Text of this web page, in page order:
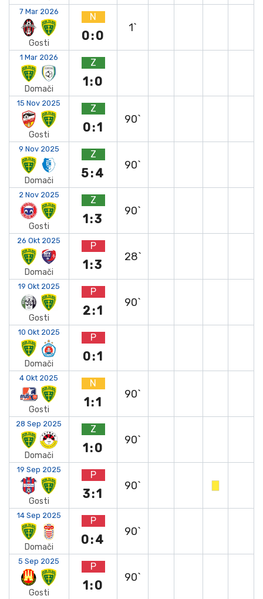
7 Mar 2026
Gosti
N
0:0
1`
1 Mar 2026
Domači
Z
1:0
15 Nov 2025
Gosti
Z
0:1
90`
9 Nov 2025
Domači
Z
5:4
90`
2 Nov 2025
Gosti
Z
1:3
90`
26 Okt 2025
Domači
P
1:3
28`
19 Okt 2025
Gosti
P
2:1
90`
10 Okt 2025
Domači
P
0:1
4 Okt 2025
Gosti
N
1:1
90`
28 Sep 2025
Domači
Z
1:0
90`
19 Sep 2025
Gosti
P
3:1
90`
14 Sep 2025
Domači
P
0:4
90`
5 Sep 2025
Gosti
P
1:0
90`